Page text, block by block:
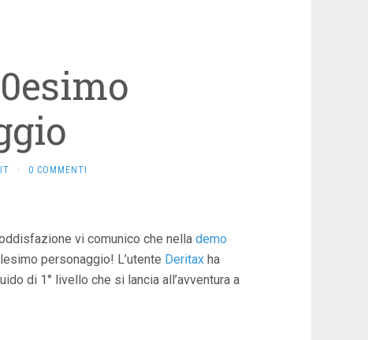
· 0 COMMENTI
vi comunico che nella demo
personaggio! L’utente Deritax ha
di 1° livello che si lancia all’avventura a